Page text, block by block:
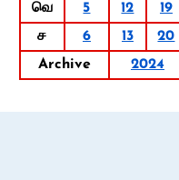
வெ
5 12 19
ச
6 13 20
Archive
2024